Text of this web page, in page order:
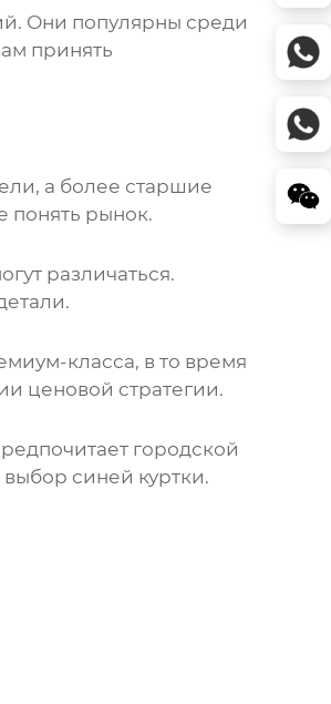
Они популярны среди
принять
а более старшие
понять рынок.
различаться.
класса, в то время
ценовой стратегии.
городской
выбор синей куртки.